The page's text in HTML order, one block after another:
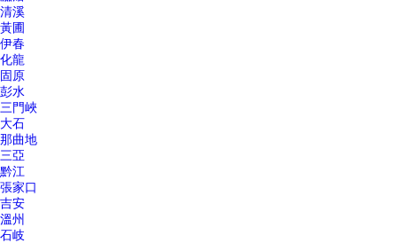
清溪
黃圃
伊春
化龍
固原
彭水
三門峽
大石
那曲地
三亞
黔江
張家口
吉安
溫州
石岐